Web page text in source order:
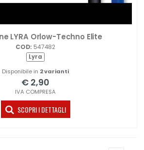
LYRA Orlow-Techno Elite
COD: 547482
Lyra
Disponibile in 2 varianti
€ 2,90
IVA COMPRESA
SCOPRI I DETTAGLI